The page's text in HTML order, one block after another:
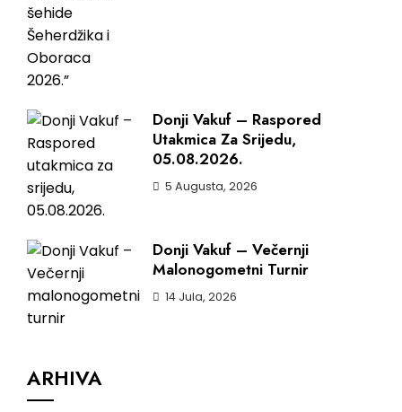
Donji Vakuf – Raspored
Utakmica Za Srijedu,
05.08.2026.
5 Augusta, 2026
Donji Vakuf – Večernji
Malonogometni Turnir
14 Jula, 2026
ARHIVA